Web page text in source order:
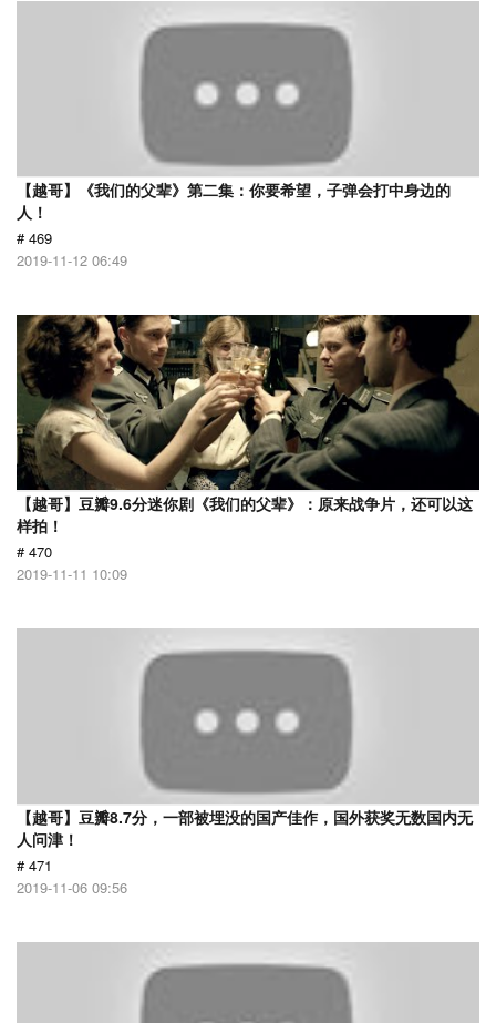
【越哥】《我们的父辈》第二集：你要希望，子弹会打中身边的
人！
# 469
2019-11-12 06:49
【越哥】豆瓣9.6分迷你剧《我们的父辈》：原来战争片，还可以这
样拍！
# 470
2019-11-11 10:09
【越哥】豆瓣8.7分，一部被埋没的国产佳作，国外获奖无数国内无
人问津！
# 471
2019-11-06 09:56